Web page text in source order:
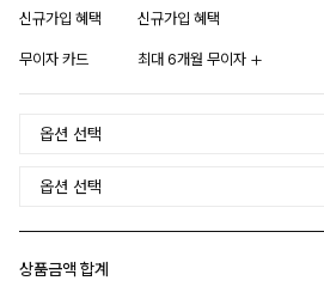
신규가입 혜택 신규가입 혜택
무이자 카드 최대 6개월 무이자
상품금액 합계